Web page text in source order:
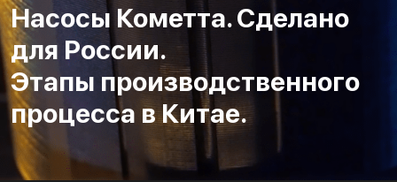
Насосы Кометта. Сделано
для России.
Этапы производственного
процесса в Китае.